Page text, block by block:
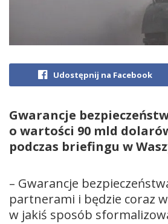
Udostępnij na Facebook
Gwarancje
o wartości 90 mld
podczas briefingu w
– Gwarancje
partnerami i będzie coraz
w jakiś sposób